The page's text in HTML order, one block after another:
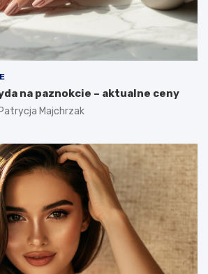
na paznokcie – aktualne ceny
Patrycja Majchrzak